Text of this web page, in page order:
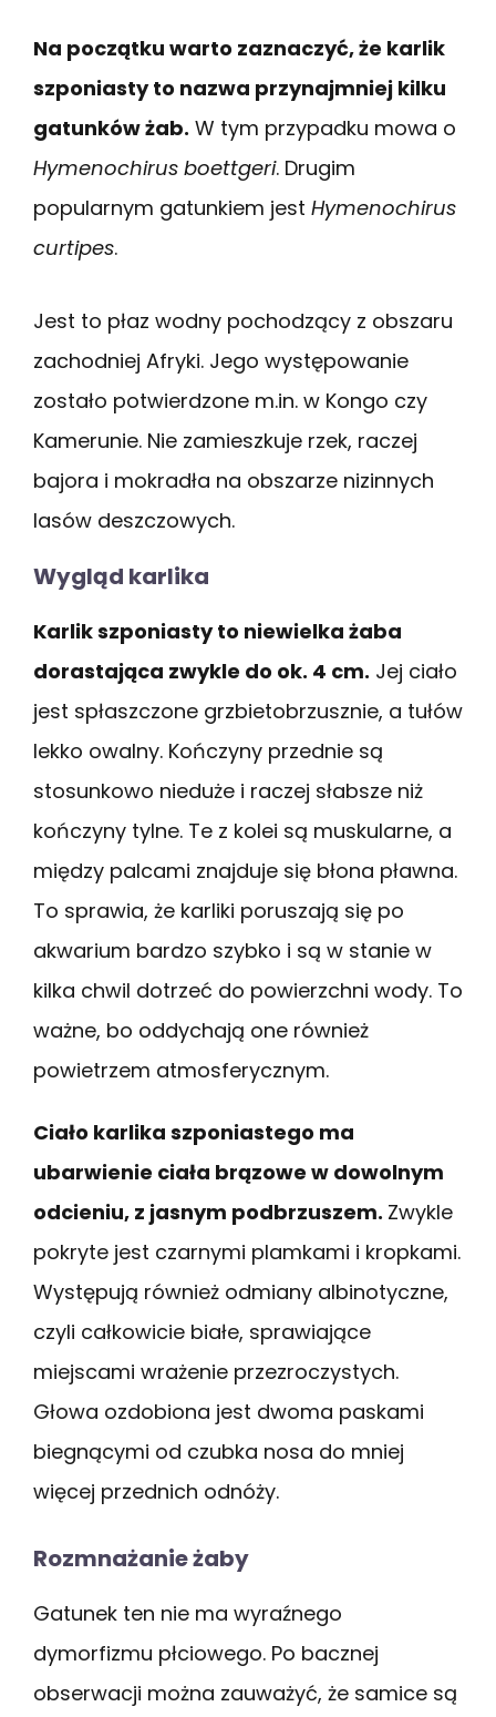
Na początku warto zaznaczyć, że karlik
szponiasty to nazwa przynajmniej kilku
gatunków żab. W tym przypadku mowa o
Hymenochirus boettgeri. Drugim
popularnym gatunkiem jest Hymenochirus
curtipes.
Jest to płaz wodny pochodzący z obszaru
zachodniej Afryki. Jego występowanie
zostało potwierdzone m.in. w Kongo czy
Kamerunie. Nie zamieszkuje rzek, raczej
bajora i mokradła na obszarze nizinnych
lasów deszczowych.
Wygląd karlika
Karlik szponiasty to niewielka żaba
dorastająca zwykle do ok. 4 cm. Jej ciało
jest spłaszczone grzbietobrzusznie, a tułów
lekko owalny. Kończyny przednie są
stosunkowo nieduże i raczej słabsze niż
kończyny tylne. Te z kolei są muskularne, a
między palcami znajduje się błona pławna.
To sprawia, że karliki poruszają się po
akwarium bardzo szybko i są w stanie w
kilka chwil dotrzeć do powierzchni wody. To
ważne, bo oddychają one również
powietrzem atmosferycznym.
Ciało karlika szponiastego ma
ubarwienie ciała brązowe w dowolnym
odcieniu, z jasnym podbrzuszem. Zwykle
pokryte jest czarnymi plamkami i kropkami.
Występują również odmiany albinotyczne,
czyli całkowicie białe, sprawiające
miejscami wrażenie przezroczystych.
Głowa ozdobiona jest dwoma paskami
biegnącymi od czubka nosa do mniej
więcej przednich odnóży.
Rozmnażanie żaby
Gatunek ten nie ma wyraźnego
dymorfizmu płciowego. Po bacznej
obserwacji można zauważyć, że samice są